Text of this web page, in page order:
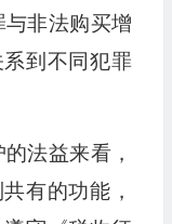
非法购买增
到不同犯罪
法益来看，
有的功能，